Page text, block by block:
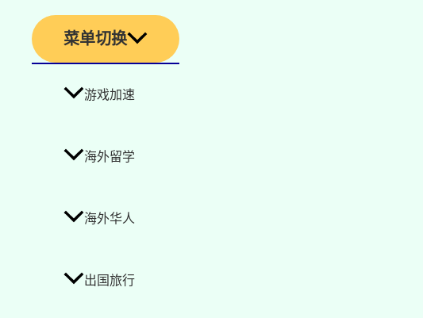
菜单切换
游戏加速
海外留学
海外华人
出国旅行